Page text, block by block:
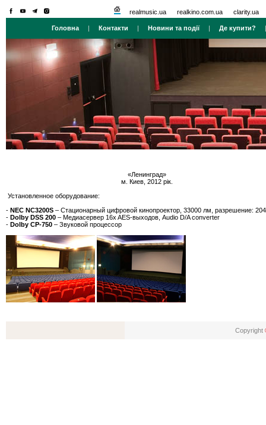
realmusic.ua realkino.com.ua clarity.ua
Головна | Контакти | Новини та події| Де купити?
«Ленинград»
м. Киев, 2012 рік.
Установленное оборудование:
- NEC NC3200S – Стационарный цифровой кинопроектор, 33000 лм, разрешение:
- Dolby DSS 200 – Медиасервер 16x AES-выходов, Audio D/A converter
- Dolby CP-750 – Звуковой процессор
Copyright